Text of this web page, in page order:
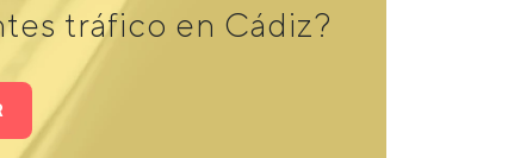
tráfico en Cádiz?